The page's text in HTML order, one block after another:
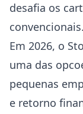
desafia os
convencionais.
Em 2026, o
uma das
pequenas
e retorno